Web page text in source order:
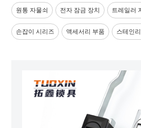
원통 자물쇠 전자 잠금 장치 트레일러
손잡이 시리즈 액세서리 부품 스테인